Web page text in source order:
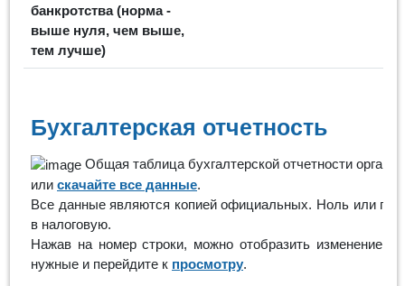
банкротства (норма -
выше нуля, чем выше,
тем лучше)
Бухгалтерская отчетность
Общая таблица бухгалтерской отчетности
или скачайте все данные.
Все данные являются копией официальных. Ноль или
в налоговую.
Нажав на номер строки, можно отобразить изменение
нужные и перейдите к просмотру.